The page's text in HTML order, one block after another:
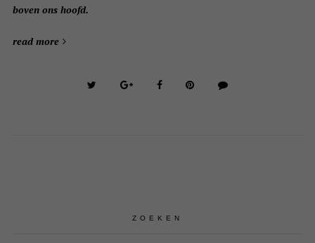
boven ons hoofd.
read more
ZOEKEN